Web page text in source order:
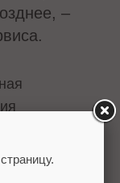
–
преступным